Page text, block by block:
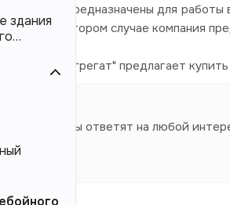
ДЭС предназначены для
Во втором случае компания
Электроагрегат" предлагает
специалисты ответят на любой
здания